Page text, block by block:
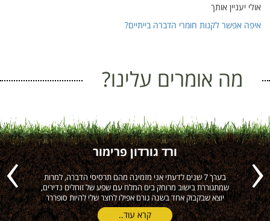
אולי יעניין אותך
איפה אפשר לקנות חומרי הדברה בייתיים?
מה אומרים עלינו?
ורד גורדון פרימור
בערך 7 שנים לדעתי אני מזמינה מהם תרסיסי הדברה, למרות
שמתגוררת בישוב מרוחק בים המלח עם שפע של זוחלים נדירים,
יוצא שבקבוק אחד בשנה גורם אפילו לחצר שלי להיות סופררר
קרא עוד..